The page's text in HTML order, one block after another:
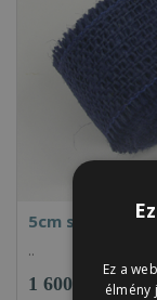
5cm széles
..
1 600Ft
Ez a
élmény